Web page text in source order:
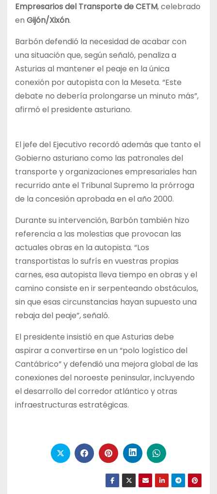
Empresarios del Transporte de CETM, celebrado
en Gijón/Xixón.
Barbón defendió la necesidad de acabar con
una situación que, según señaló, penaliza a
Asturias al mantener el peaje en la única
conexión por autopista con la Meseta. “Este
debate no debería prolongarse un minuto más”,
afirmó el presidente asturiano.
El jefe del Ejecutivo recordó además que tanto el
Gobierno asturiano como las patronales del
transporte y organizaciones empresariales han
recurrido ante el Tribunal Supremo la prórroga
de la concesión aprobada en el año 2000.
Durante su intervención, Barbón también hizo
referencia a las molestias que provocan las
actuales obras en la autopista. “Los
transportistas lo sufrís en vuestras propias
carnes, esa autopista lleva tiempo en obras y el
camino consiste en ir serpenteando obstáculos,
sin que esas circunstancias hayan supuesto una
rebaja del peaje”, señaló.
El presidente insistió en que Asturias debe
aspirar a convertirse en un “polo logístico del
Cantábrico” y defendió una mejora global de las
conexiones del noroeste peninsular, incluyendo
el desarrollo del corredor atlántico y otras
infraestructuras estratégicas.